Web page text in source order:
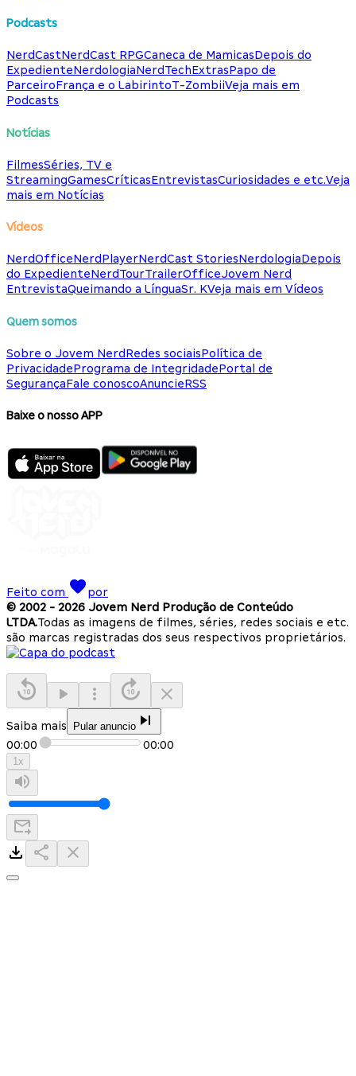
Podcasts
NerdCastNerdCast RPGCaneca de MamicasDepois do
ExpedienteNerdologiaNerdTechExtrasPapo de
ParceiroFrança e o LabirintoT-ZombiiVeja mais em
Podcasts
Notícias
FilmesSéries, TV e
StreamingGamesCríticasEntrevistasCuriosidades e etc.Veja
mais em Notícias
Vídeos
NerdOfficeNerdPlayerNerdCast StoriesNerdologiaDepois
do ExpedienteNerdTourTrailerOfficeJovem Nerd
EntrevistaQueimando a LínguaSr. KVeja mais em Vídeos
Quem somos
Sobre o Jovem NerdRedes sociaisPolítica de
PrivacidadePrograma de IntegridadePortal de
SegurançaFale conoscoAnuncieRSS
Baixe o nosso APP
Feito com
por
© 2002 - 2026 Jovem Nerd Produção de Conteúdo
LTDA.Todas as imagens de filmes, séries, redes sociais e etc.
são marcas registradas dos seus respectivos proprietários.
Saiba mais Pular anuncio
00:00 00:00
1x